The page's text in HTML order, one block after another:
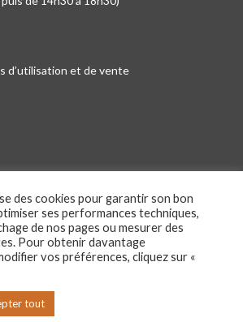
d’utilisation et de vente
des cookies pour garantir son bon
ses performances techniques,
de nos pages ou mesurer des
Pour obtenir davantage
vos préférences, cliquez sur «
tout